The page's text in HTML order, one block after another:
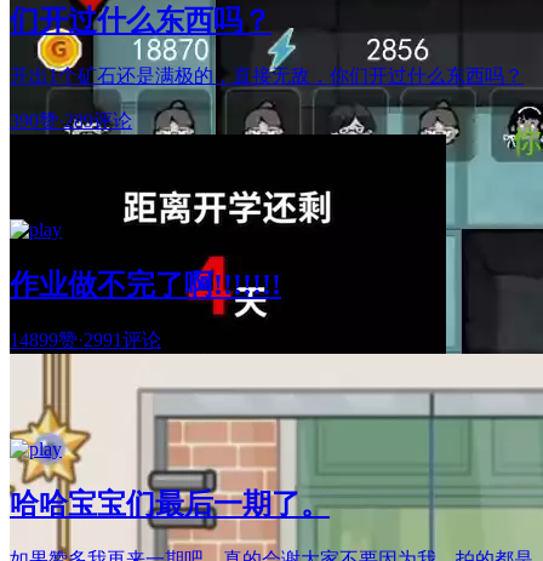
们开过什么东西吗？
开出1个矿石还是满极的，直接无敌，你们开过什么东西吗？
390赞·289评论
作业做不完了啊!!!!!!!
14899赞·2991评论
哈哈宝宝们最后一期了。